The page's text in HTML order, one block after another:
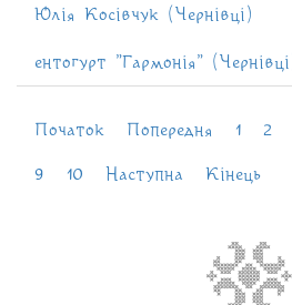
Юлія Косівчук (Чернівці)
ентогурт "Гармонія"
Початок Попередня 1 2
9 10 Наступна Кінець